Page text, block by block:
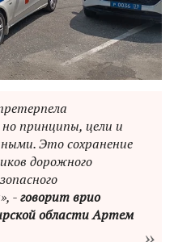
принципы, цели и
Это сохранение
дорожного
-говорит врио
области Артем